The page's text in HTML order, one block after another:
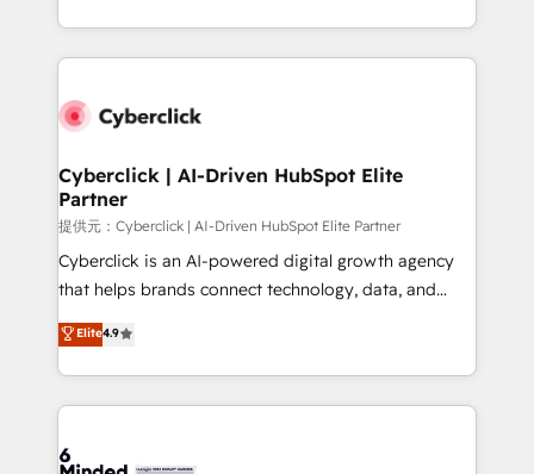
America. From casual user to super fan: make
Canada, we’ve delivered thousands of successful
HubSpot projects for mid-market and enterprise
combine HubSpot, data, and AI to design connected
and technology for predictable, scalable revenue
growth. Our expertise spans RevOps, CRM and data
architecture, AI enablement, and strategic marketing,
delivered through our proprietary FLAIR framework
for responsible AI adoption. As a HubSpot Elite
we blend strategy, creativity, and technology to help
organisations scale smarter and grow stronger.
Cyberclick | AI-Driven HubSpot Elite
Partner
提供元：Cyberclick | AI-Driven HubSpot Elite Partner
Cyberclick is an AI-powered digital growth agency
that helps brands connect technology, data, and
creativity to achieve measurable results. Founded in
Barcelona and operating across Spain, LATAM, and
the UK, we support global companies in building
smarter marketing, sales, and customer success
Iberia (Spain & Portugal), we combine human insight
Elite4.9